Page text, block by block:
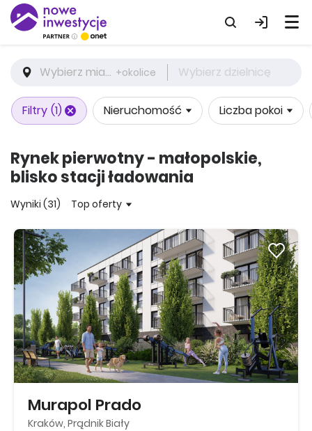
Wybierz miasto +okolice Wybierz dzielnicę
Filtry (1) Nieruchomość Liczba pokoi
Rynek pierwotny - małopolskie,
blisko stacji ładowania
Wyniki (31) Top oferty
Murapol Prado
Kraków, Prądnik Biały